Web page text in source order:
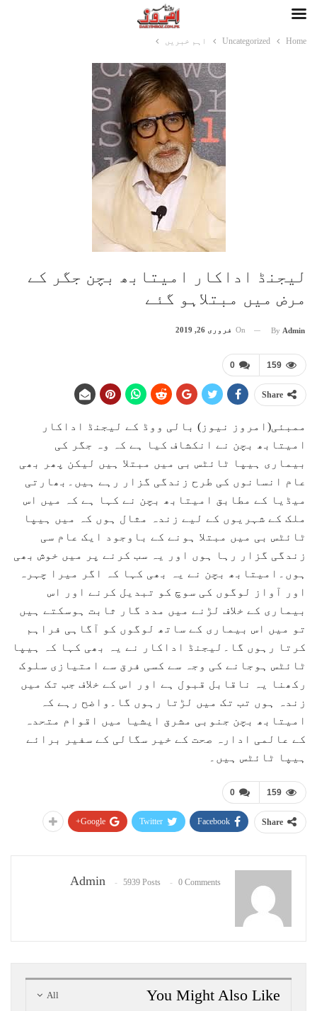
Home
Uncategorized اہم خبریں
لیجنڈ اداکار امیتابھ بچن جگر کے
مرض میں مبتلاہو گئے
By Admin
On فروری 26, 2019
0 159
Share
ممبئی(امروز نیوز) بالی ووڈ کے لیجنڈ اداکار
امیتابھ بچن نے انکشاف کیا ہے کہ وہ جگر کی
بیماری ہیپا ٹائٹس بی میں مبتلا ہیں لیکن پھر بھی
عام انسانوں کی طرح زندگی گزار رہے ہیں۔بھارتی
میڈیا کے مطابق امیتابھ بچن نے کہا ہے کہ میں اس
ملک کے شہریوں کے لیے زندہ مثال ہوں کہ میں ہیپا
ٹائٹس بی میں مبتلا ہونے کے باوجود ایک عام سی
زندگی گزار رہا ہوں اور یہ سب کرنے پر میں خوش بھی
ہوں۔امیتابھ بچن نے یہ بھی کہا کہ اگر میرا چہرہ
اور آواز لوگوں کی سوچ کو تبدیل کرنے اور اس
بیماری کے خلاف لڑنے میں مدد گار ثابت ہوسکتے ہیں
تو میں اس بیماری کے ساتھ لوگوں کو آگاہی فراہم
کرتا رہوں گا۔لیجنڈ اداکار نے یہ بھی کہا کہ ہیپا
ٹائٹس ہوجانے کی وجہ سے کسی فرق سے امتیازی سلوک
رکھنا یہ ناقابل قبول ہے اور اس کے خلاف جب تک میں
زندہ ہوں تب تک میں لڑتا رہوں گا۔واضح رہے کہ
امیتابھ بچن جنوبی مشرق ایشیا میں اقوام متحدہ
کے عالمی ادارہ صحت کے خیر سگالی کے سفیر برائے
ہیپا ٹائٹس ہیں۔
0 159
Share
Facebook
Twitter
Google+
Admin 5939 Posts 0 Comments
All You Might Also Like